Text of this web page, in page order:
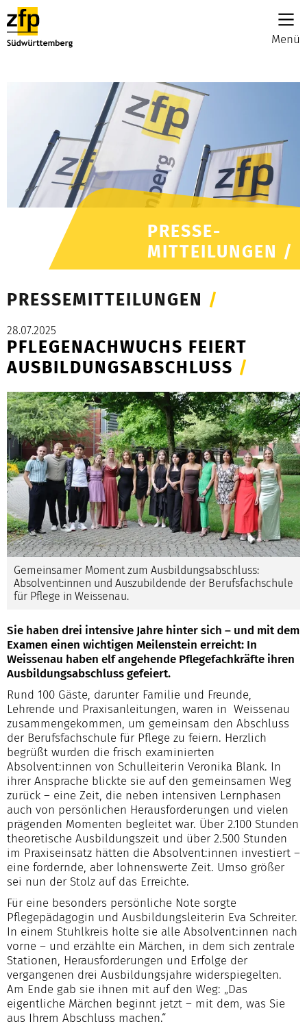
Menü
PRESSE-
MITTEILUNGEN /
PRESSEMITTEILUNGEN /
28.07.2025
PFLEGENACHWUCHS FEIERT
AUSBILDUNGSABSCHLUSS /
Gemeinsamer Moment zum Ausbildungsabschluss:
Absolvent:innen und Auszubildende der Berufsfachschule
für Pflege in Weissenau.
Sie haben drei intensive Jahre hinter sich – und mit dem
Examen einen wichtigen Meilenstein erreicht: In
Weissenau haben elf angehende Pflegefachkräfte ihren
Ausbildungsabschluss gefeiert.
Rund 100 Gäste, darunter Familie und Freunde,
Lehrende und Praxisanleitungen, waren in Weissenau
zusammengekommen, um gemeinsam den Abschluss
der Berufsfachschule für Pflege zu feiern. Herzlich
begrüßt wurden die frisch examinierten
Absolvent:innen von Schulleiterin Veronika Blank. In
ihrer Ansprache blickte sie auf den gemeinsamen Weg
zurück – eine Zeit, die neben intensiven Lernphasen
auch von persönlichen Herausforderungen und vielen
prägenden Momenten begleitet war. Über 2.100 Stunden
theoretische Ausbildungszeit und über 2.500 Stunden
im Praxiseinsatz hätten die Absolvent:innen investiert –
eine fordernde, aber lohnenswerte Zeit. Umso größer
sei nun der Stolz auf das Erreichte.
Für eine besonders persönliche Note sorgte
Pflegepädagogin und Ausbildungsleiterin Eva Schreiter.
In einem Stuhlkreis holte sie alle Absolvent:innen nach
vorne – und erzählte ein Märchen, in dem sich zentrale
Stationen, Herausforderungen und Erfolge der
vergangenen drei Ausbildungsjahre widerspiegelten.
Am Ende gab sie ihnen mit auf den Weg: „Das
eigentliche Märchen beginnt jetzt – mit dem, was Sie
aus Ihrem Abschluss machen.“